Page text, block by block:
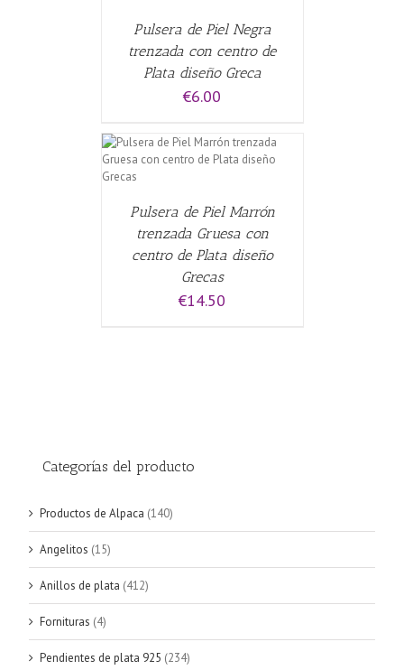
Pulsera de Piel Negra
trenzada con centro de
Plata diseño Greca
€6.00
Pulsera de Piel Marrón
trenzada Gruesa con
centro de Plata diseño
Grecas
€14.50
Categorías del producto
Productos de Alpaca (140)
Angelitos (15)
Anillos de plata (412)
Fornituras (4)
Pendientes de plata 925 (234)